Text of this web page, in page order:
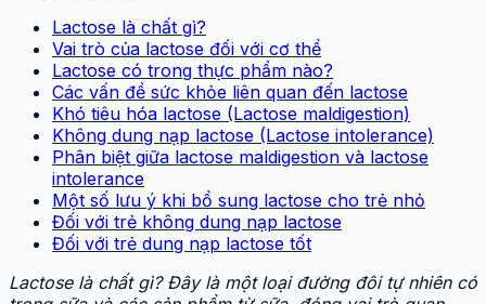
Lactose là chất gì?
Vai trò của lactose đối với cơ thể
Lactose có trong thực phẩm nào?
Các vấn đề sức khỏe liên quan đến lactose
Khó tiêu hóa lactose (Lactose maldigestion)
Không dung nạp lactose (Lactose intolerance)
Phân biệt giữa lactose maldigestion và lactose
intolerance
Một số lưu ý khi bổ sung lactose cho trẻ nhỏ
Đối với trẻ không dung nạp lactose
Đối với trẻ dung nạp lactose tốt
Lactose là chất gì? Đây là một loại đường đôi tự nhiên có